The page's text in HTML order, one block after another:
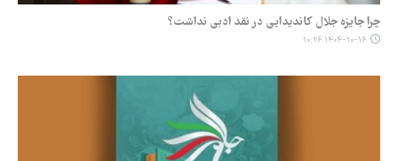
چرا جایزه جلال کاندیدایی در نقد ادبی نداشت؟
۱۴۰۴-۱۰-۱۶ ۱۰:۲۶